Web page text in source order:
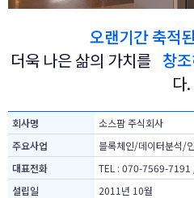
오랜기간 축적
더욱 나은 삶의 가치를 창
다.
회사명
소스팜 주식회사
주요사업
블록체인/데이터분석/
대표전화
TEL : 070-7569-7191
설립일
2011년 10월